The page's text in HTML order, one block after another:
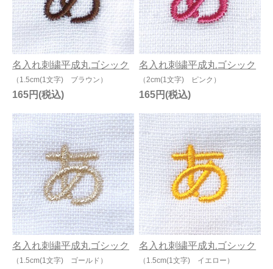
名入れ刺繍平成丸ゴシック
（1.5cm(1文字) ブラウン）
165円
名入れ刺繍平成丸ゴシック
（2cm(1文字) ピンク）
165円
名入れ刺繍平成丸ゴシック
（1.5cm(1文字) ゴールド）
名入れ刺繍平成丸ゴシック
（1.5cm(1文字) イエロー）